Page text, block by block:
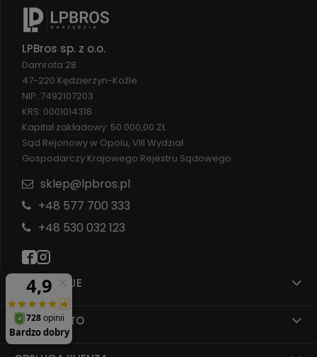
INFORMACJE
MOJE KONTO
LPBros sp. z o.o.
Damrota 28
47-220 Kędzierzyn-Koźle
NIP: 7492107203
KRS: 0001014318
Kapitał zakładowy: 50 000,00 ZŁ
Sąd Rejonowy w Opolu, VIII Wydział
Gospodarczy Krajowego Rejestru Sądowego
sklep@lpbros.pl
+48 577 700 333
+48 530 032 123